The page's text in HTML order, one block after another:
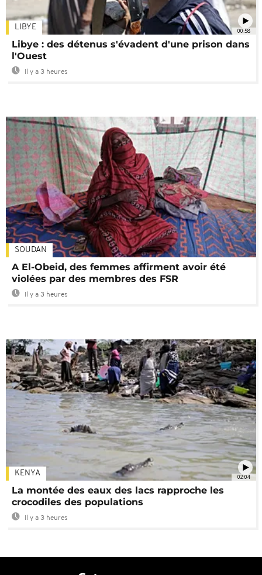
00:58
LIBYE
Libye : des détenus s'évadent d'une prison dans
l'Ouest
Il y a 3 heures
SOUDAN
A El-Obeid, des femmes affirment avoir été
violées par des membres des FSR
Il y a 3 heures
02:04
KENYA
La montée des eaux des lacs rapproche les
crocodiles des populations
Il y a 3 heures